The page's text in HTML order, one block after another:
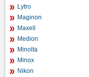
Lytro
Maginon
Maxell
Medion
Minolta
Minox
Nikon